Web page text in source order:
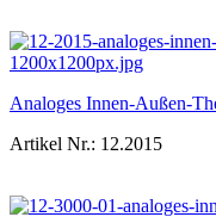
Analoges Innen-Außen-
Artikel Nr.: 12.2015